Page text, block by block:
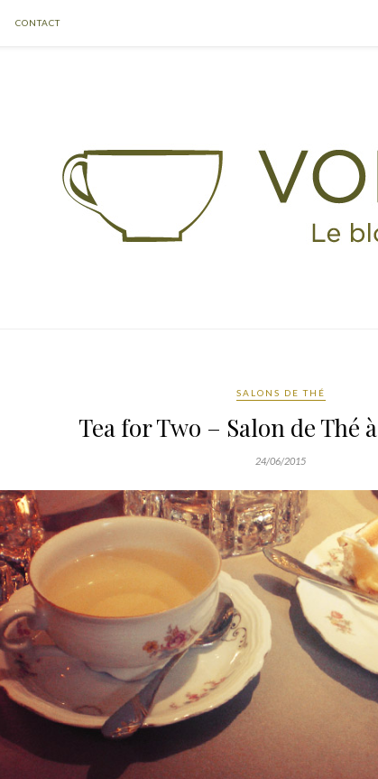
CONTACT
SALONS DE THÉ
Tea for Two – Salon de Thé
24/06/2015